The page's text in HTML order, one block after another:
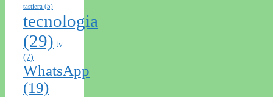
tastiera (5)
tecnologia
(29) tv
(7)
WhatsApp
(19)